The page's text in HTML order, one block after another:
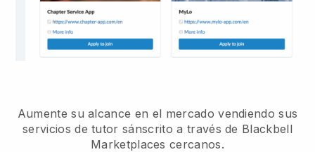
Aumente su alcance en el mercado vendiendo sus
servicios de tutor sánscrito a través de Blackbell
Marketplaces cercanos.